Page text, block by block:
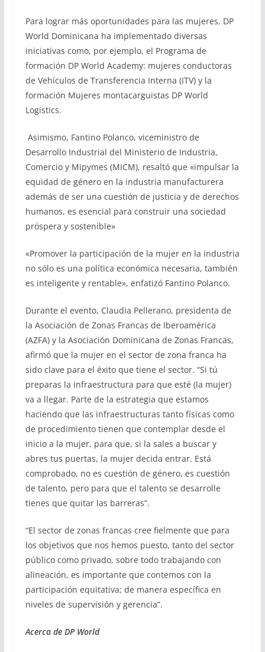
Para lograr más oportunidades para las mujeres, DP
World Dominicana ha implementado diversas
iniciativas como, por ejemplo, el Programa de
formación DP World Academy: mujeres conductoras
de Vehículos de Transferencia Interna (ITV) y la
formación Mujeres montacarguistas DP World
Logistics.
Asimismo, Fantino Polanco, viceministro de
Desarrollo Industrial del Ministerio de Industria,
Comercio y Mipymes (MICM), resaltó que «impulsar la
equidad de género en la industria manufacturera
además de ser una cuestión de justicia y de derechos
humanos, es esencial para construir una sociedad
próspera y sostenible»
«Promover la participación de la mujer en la industria
no sólo es una política económica necesaria, también
es inteligente y rentable», enfatizó Fantino Polanco.
Durante el evento, Claudia Pellerano, presidenta de
la Asociación de Zonas Francas de Iberoamérica
(AZFA) y la Asociación Dominicana de Zonas Francas,
afirmó que la mujer en el sector de zona franca ha
sido clave para el éxito que tiene el sector. “Si tú
preparas la infraestructura para que esté (la mujer)
va a llegar. Parte de la estrategia que estamos
haciendo que las infraestructuras tanto físicas como
de procedimiento tienen que contemplar desde el
inicio a la mujer, para que, si la sales a buscar y
abres tus puertas, la mujer decida entrar. Está
comprobado, no es cuestión de género, es cuestión
de talento, pero para que el talento se desarrolle
tienes que quitar las barreras”.
“El sector de zonas francas cree fielmente que para
los objetivos que nos hemos puesto, tanto del sector
público como privado, sobre todo trabajando con
alineación, es importante que contemos con la
participación equitativa; de manera específica en
niveles de supervisión y gerencia”.
Acerca de DP World